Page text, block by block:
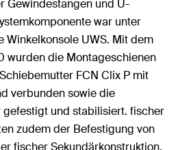
Gewindestangen und U-
war unter
Winkelkonsole UWS. Mit dem
wurden die Montageschienen
FCN Clix P mit
verbunden sowie die
gefestigt und stabilisiert. fischer
zudem der Befestigung von
fischer Sekundärkonstruktion.